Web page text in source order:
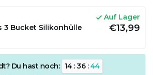
3 Bucket Silikonhülle
Auf Lager
€13,99
Du hast noch: 14:36:44